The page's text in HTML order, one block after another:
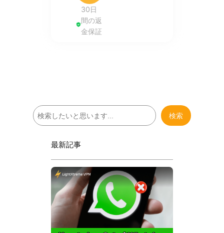
30日
間の返
金保証
検
索
検索
最新記事